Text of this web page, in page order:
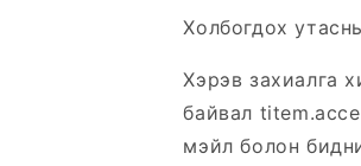
Холбогдох
Хэрэв захиалга
байвал
мэйл болон